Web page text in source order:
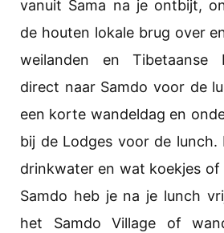
vanuit Sama na je ontbijt,
de houten lokale brug over
weilanden en Tibetaanse
direct naar Samdo voor de
een korte wandeldag en
bij de Lodges voor de lunch.
drinkwater en wat koekjes of
Samdo heb je na je lunch
het Samdo Village of